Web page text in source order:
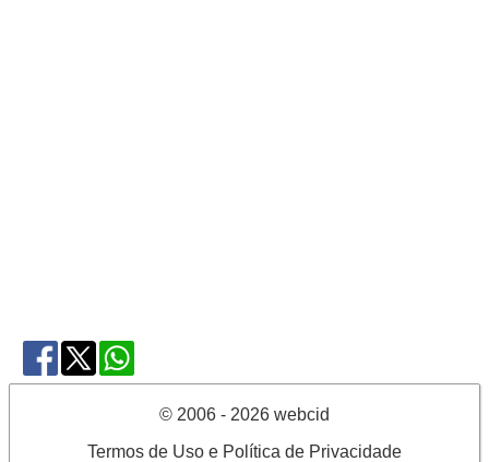
© 2006 - 2026 webcid
Termos de Uso e Política de Privacidade